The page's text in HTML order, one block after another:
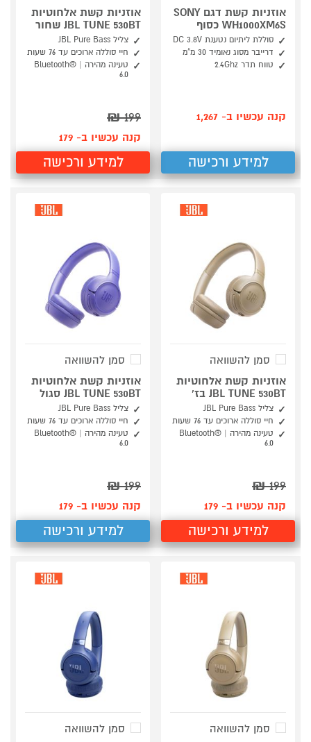
אוזניות קשת דגם SONY
WH1000XM6S כסוף
סוללת ליתיום נטענת DC 3.8V
דרייבר מסוג נאומיד 30 מ"מ
טווח תדר 2.4Ghz
קנה עכשיו ב- 1,267
למידע ורכישה
אוזניות קשת אלחוטיות
JBL TUNE 530BT שחור
צליל JBL Pure Bass
חיי סוללה ארוכים עד 76 שעות
טעינה מהירה | Bluetooth®
6.0
199
₪
קנה עכשיו ב- 179
למידע ורכישה
סמן להשוואה
אוזניות קשת אלחוטיות
JBL TUNE 530BT בז'
צליל JBL Pure Bass
חיי סוללה ארוכים עד 76 שעות
טעינה מהירה | Bluetooth®
6.0
199
₪
קנה עכשיו ב- 179
למידע ורכישה
סמן להשוואה
אוזניות קשת אלחוטיות
JBL TUNE 530BT סגול
צליל JBL Pure Bass
חיי סוללה ארוכים עד 76 שעות
טעינה מהירה | Bluetooth®
6.0
199
₪
קנה עכשיו ב- 179
למידע ורכישה
סמן להשוואה
סמן להשוואה